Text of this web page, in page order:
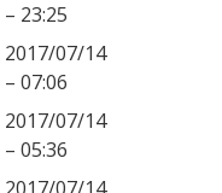
– 23:25
2017/07/14
– 07:06
2017/07/14
– 05:36